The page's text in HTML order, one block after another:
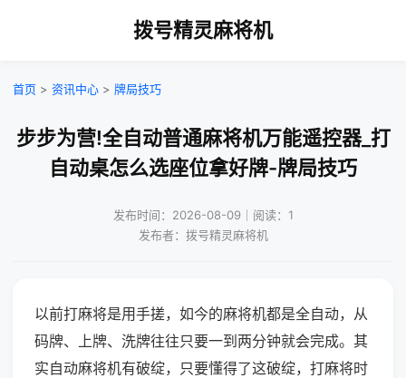
拨号精灵麻将机
首页 > 资讯中心 > 牌局技巧
步步为营!全自动普通麻将机万能遥控器_打
自动桌怎么选座位拿好牌-牌局技巧
发布时间：2026-08-09｜阅读：1
发布者：拨号精灵麻将机
以前打麻将是用手搓，如今的麻将机都是全自动，从
码牌、上牌、洗牌往往只要一到两分钟就会完成。其
实自动麻将机有破绽，只要懂得了这破绽，打麻将时